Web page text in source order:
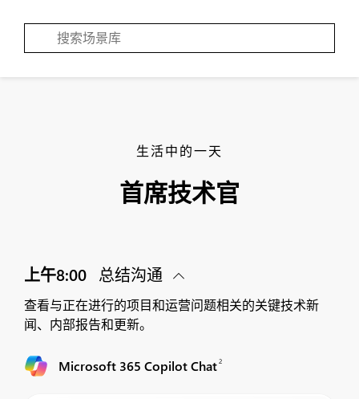
生活中的一天
首席技术官
上午8:00 总结沟通
查看与正在进行的项目和运营问题相关的关键技术新
闻、内部报告和更新。
Microsoft 365 Copilot Chat2